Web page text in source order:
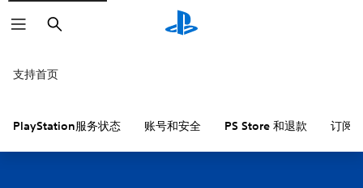
搜
索
支持首页
PlayStation服务状态 账号和安全 PS Store 和退款 订阅